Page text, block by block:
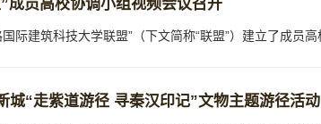
成员高校协调小组视频会议召开
城“走紫道游径 寻秦汉印记”文物主题游径活动